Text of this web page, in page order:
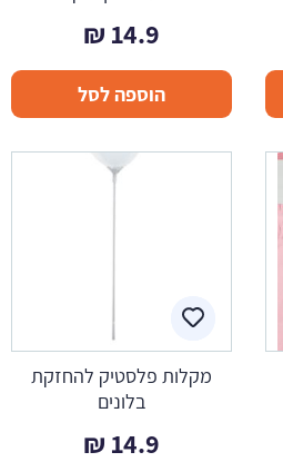
14.9
₪
הוספה לסל
מקלות פלסטיק להחזקת
בלונים
14.9
₪